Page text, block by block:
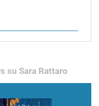
su Sara Rattaro